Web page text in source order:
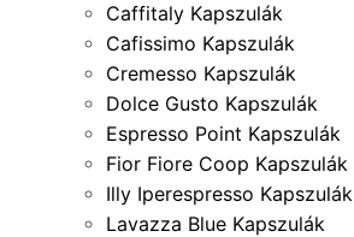
Caffitaly Kapszulák
Cafissimo Kapszulák
Cremesso Kapszulák
Dolce Gusto Kapszulák
Espresso Point Kapszulák
Fior Fiore Coop Kapszulák
Illy Iperespresso Kapszulák
Lavazza Blue Kapszulák